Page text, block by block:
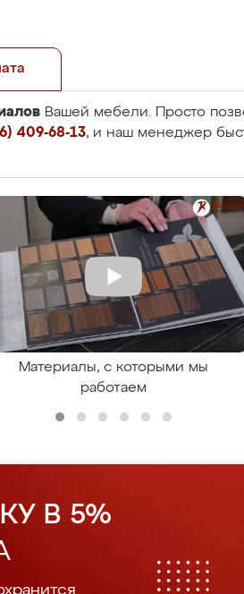
Вашей мебели. Просто
409-68-13, и наш менеджер
Материалы, с которыми мы
работаем
В 5%